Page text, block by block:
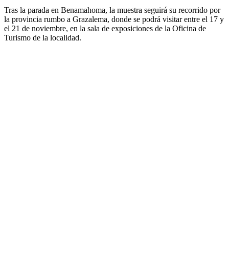
Tras la parada en Benamahoma, la muestra seguirá su recorrido por
la provincia rumbo a Grazalema, donde se podrá visitar entre el 17 y
el 21 de noviembre, en la sala de exposiciones de la Oficina de
Turismo de la localidad.